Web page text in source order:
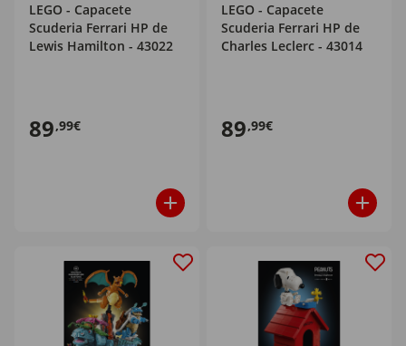
LEGO - Capacete
Scuderia Ferrari HP de
Lewis Hamilton - 43022
89,99€
LEGO - Capacete
Scuderia Ferrari HP de
Charles Leclerc - 43014
89,99€